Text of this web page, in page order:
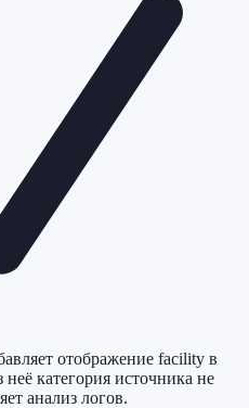
отображение facility в
категория источника не
анализ логов.